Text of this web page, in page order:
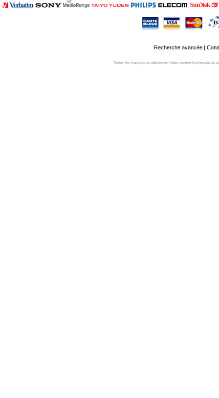
Recherche avancée|
Toutes les marques et références citées restent la propriété de